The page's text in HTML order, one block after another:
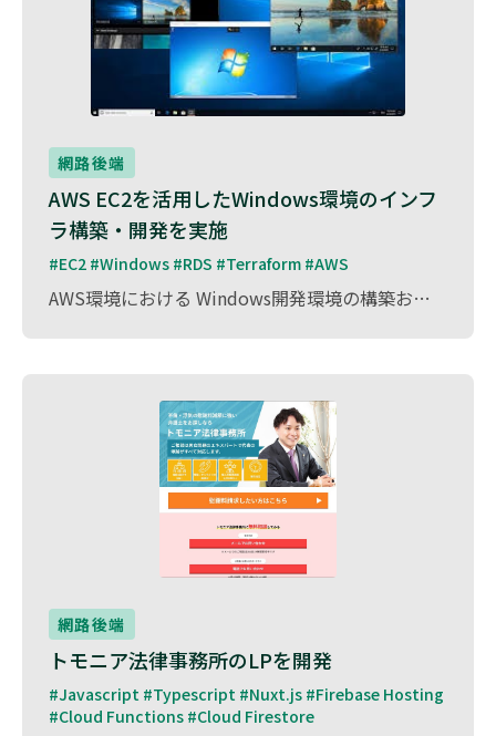
網路後端
AWS EC2を活用したWindows環境のインフ
ラ構築・開発を実施
#EC2 #Windows #RDS #Terraform #AWS
AWS環境における Windows開発環境の構築およびインフラ設計・開発 を担当しました。 本プロジェクトでは、AWS EC2上にWindows環境を構築し、クラウド上での安定した開発・運用を実現。 Windows特有のアプリケーション要件やパフォーマンス最適化を考慮し、セキュリティ強化・スケーラビリティの確保を重視した設計 を行いました。 また、AWSの各種サービスと連携することで、柔軟なリソース管理と拡張性を備えた環境を提供し、システムの安定稼働を支援 しました。
網路後端
トモニア法律事務所のLPを開発
#Javascript #Typescript #Nuxt.js #Firebase Hosting
#Cloud Functions #Cloud Firestore